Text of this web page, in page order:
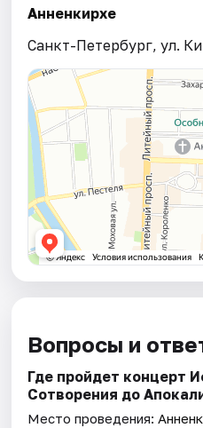
Анненкирхе
Санкт-Петербург, ул.
Вопросы и
Где пройдет концерт
Сотворения до
Место проведения: